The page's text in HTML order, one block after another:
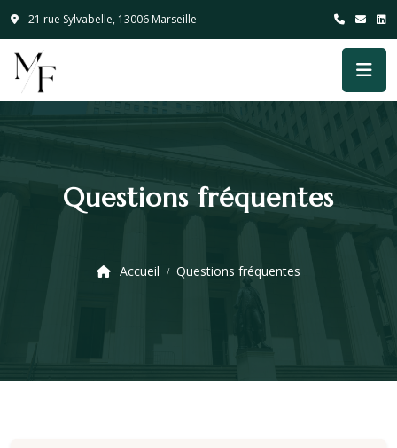
21 rue Sylvabelle, 13006 Marseille
Questions fréquentes
Accueil Questions fréquentes